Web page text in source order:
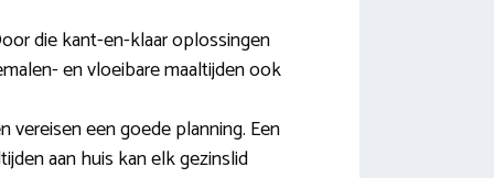
die kant-en-klaar oplossingen
en vloeibare maaltijden ook
een goede planning. Een
aan huis kan elk gezinslid